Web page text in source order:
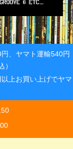
、ヤマト運輸540円
）
上お買い上げでヤマ